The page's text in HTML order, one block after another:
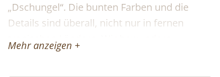
„Dschungel“. Die bunten Farben und die
Details sind überall, nicht nur in fernen
tropischen Ländern. Wir bewundern
gemeinsam diesen Reichtum. Wir werden
Mehr anzeigen +